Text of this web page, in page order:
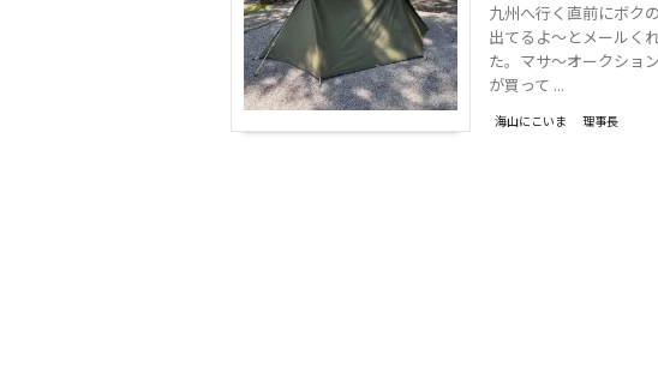
九州へ行く直前にボク
出てるよ〜とメールく
た。マサ〜オークショ
が買って ...
海山にこいま 理事長